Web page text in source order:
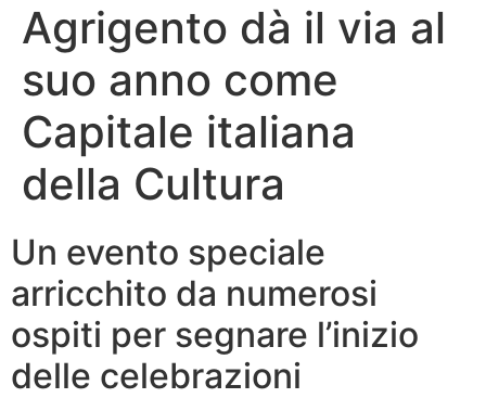
Agrigento dà il via al
suo anno come
Capitale italiana
della Cultura
Un evento speciale
arricchito da numerosi
ospiti per segnare l’inizio
delle celebrazioni